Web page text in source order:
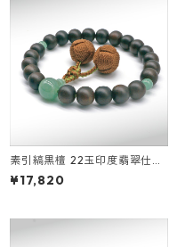
素引縞黒檀 22玉印度翡翠仕立
釈迦凡天
¥17,820